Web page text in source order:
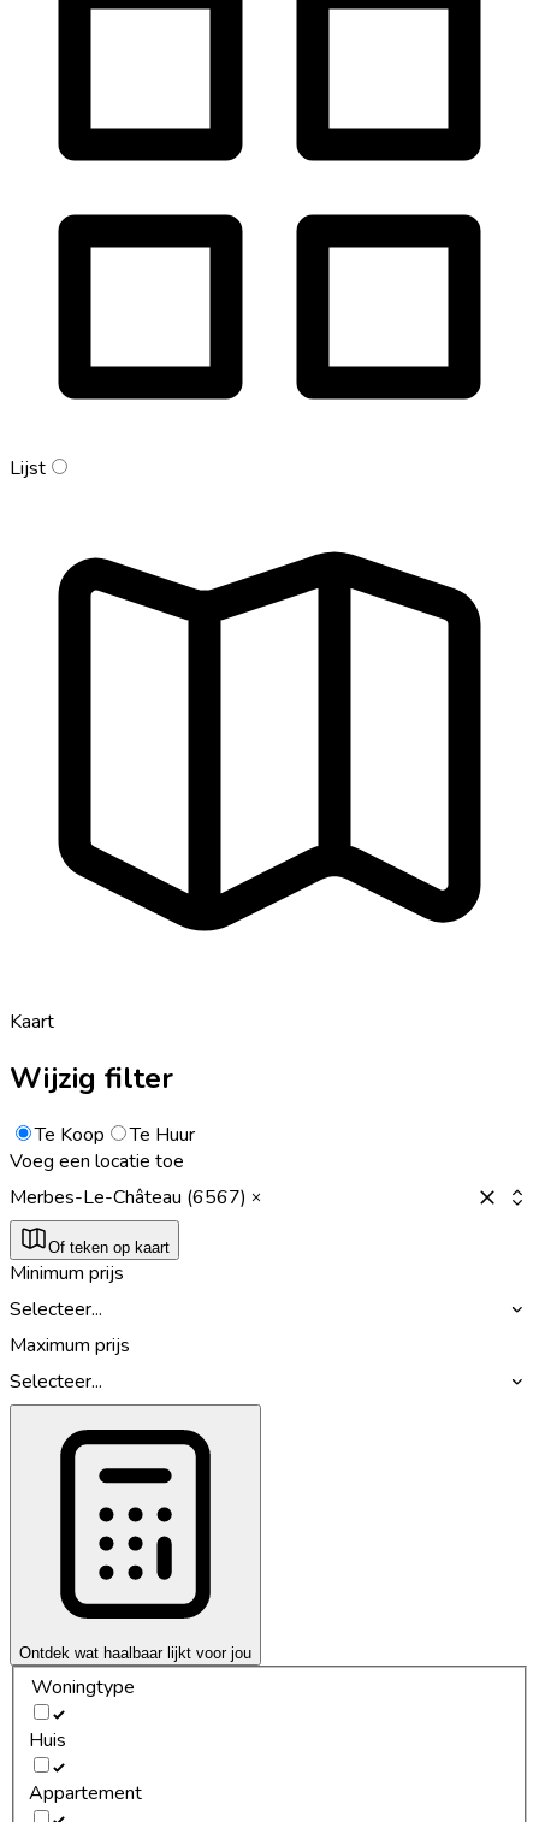
Lijst
Kaart
Wijzig filter
Te Koop
Te Huur
Voeg een locatie toe
Merbes-Le-Château (6567)
Of teken op kaart
Minimum prijs
Selecteer...
Maximum prijs
Selecteer...
Ontdek wat haalbaar lijkt voor jou
Woningtype
Huis
Appartement